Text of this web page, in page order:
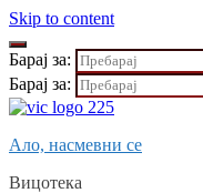
Skip to content
Барај за:
Барај за:
Ало, насмевни се
Вицотека